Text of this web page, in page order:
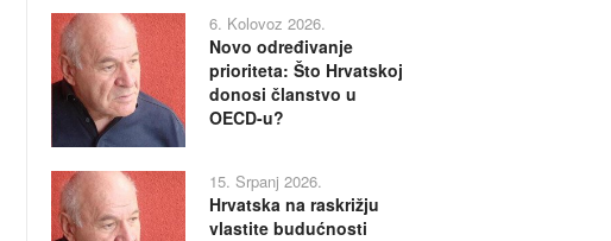
6. Kolovoz 2026.
Novo određivanje
prioriteta: Što Hrvatskoj
donosi članstvo u
OECD-u?
15. Srpanj 2026.
Hrvatska na raskrižju
vlastite budućnosti